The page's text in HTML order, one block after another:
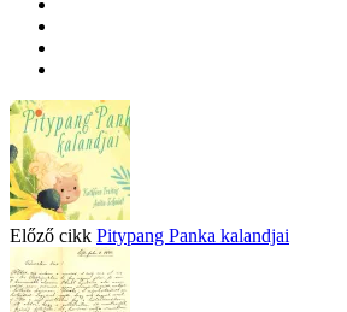
Előző cikk Pitypang Panka kalandjai